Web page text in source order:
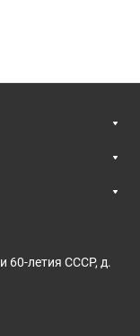
60-летия СССР, д.